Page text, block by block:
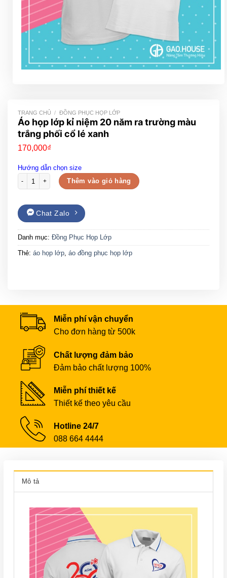
TRANG CHỦ / ĐỒNG PHỤC HỌP LỚP
Áo họp lớp kỉ niệm 20 năm ra trường màu
trắng phối cổ lé xanh
170,000₫
Hướng dẫn chọn size
Áo họp lớp kỉ niệm 20 năm ra trường màu trắng phối cổ lé xanh số lượng
Thêm vào giỏ hàng
Chat Zalo
Danh mục: Đồng Phục Họp Lớp
Thẻ: áo họp lớp áo đồng phục họp lớp
Miễn phí vận chuyển
Cho đơn hàng từ 500k
Chất lượng đảm bảo
Đảm bảo chất lượng 100%
Miễn phí thiết kế
Thiết kế theo yêu cầu
Hotline 24/7
088 664 4444
Mô tả